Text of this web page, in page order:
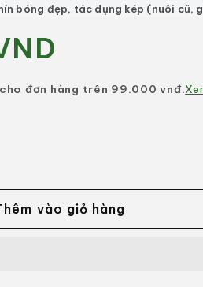
bóng đẹp, tác dụng kép (nuôi cũ,
đơn hàng trên 99.000 vnđ.
vào giỏ hàng